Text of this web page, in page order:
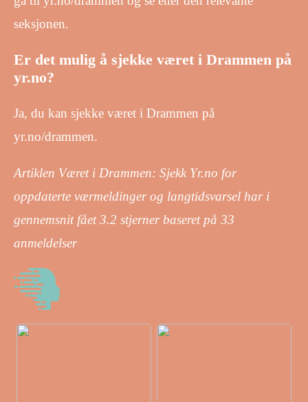
seksjonen.
Er det mulig å sjekke været i Drammen på
yr.no?
Ja, du kan sjekke været i Drammen på
yr.no/drammen.
Artiklen Været i Drammen: Sjekk Yr.no for
oppdaterte værmeldinger og langtidsvarsel har i
gennemsnit fået3.2 stjerner baseret på 33
anmeldelser